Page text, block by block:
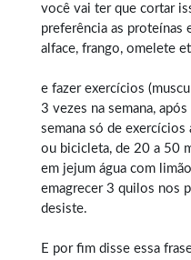
você vai ter que cortar
preferência as proteínas
alface, frango, omelete
e fazer exercícios
3 vezes na semana,
semana só de
ou bicicleta, de 20 a 50
em jejum água com
emagrecer 3 quilos nos
desiste.
E por fim disse essa